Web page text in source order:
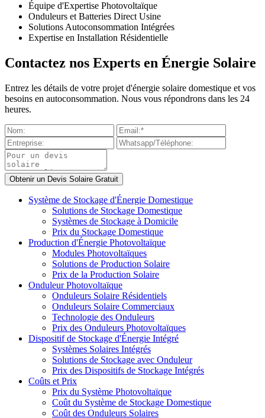
Équipe d'Expertise Photovoltaïque
Onduleurs et Batteries Direct Usine
Solutions Autoconsommation Intégrées
Expertise en Installation Résidentielle
Contactez nos Experts en Énergie Solaire
Entrez les détails de votre projet d'énergie solaire domestique et vos
besoins en autoconsommation. Nous vous répondrons dans les 24
heures.
Système de Stockage d'Énergie Domestique
Solutions de Stockage Domestique
Systèmes de Stockage à Domicile
Prix du Stockage Domestique
Production d'Énergie Photovoltaïque
Modules Photovoltaïques
Solutions de Production Solaire
Prix de la Production Solaire
Onduleur Photovoltaïque
Onduleurs Solaire Résidentiels
Onduleurs Solaire Commerciaux
Technologie des Onduleurs
Prix des Onduleurs Photovoltaïques
Dispositif de Stockage d'Énergie Intégré
Systèmes Solaires Intégrés
Solutions de Stockage avec Onduleur
Prix des Dispositifs de Stockage Intégrés
Coûts et Prix
Prix du Système Photovoltaïque
Coût du Système de Stockage Domestique
Coût des Onduleurs Solaires